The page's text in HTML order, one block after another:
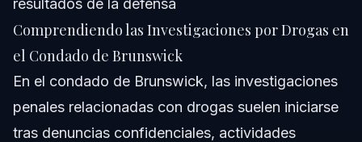
resultados de la defensa
Comprendiendo las Investigaciones por Drogas en
el Condado de Brunswick
En el condado de Brunswick, las investigaciones
penales relacionadas con drogas suelen iniciarse
tras denuncias confidenciales, actividades